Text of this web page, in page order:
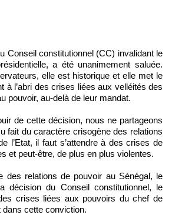
a été unanimement saluée.
elle est historique et elle met le
à l’abri des crises liées aux velléités des
pouvoir, au-delà de leur mandat.
de cette décision, nous ne partageons
fait du caractère crisogène des relations
l’Etat, il faut s’attendre à des crises de
et peut-être, de plus en plus violentes.
des relations de pouvoir au Sénégal, le
décision du Conseil constitutionnel, le
crises liées aux pouvoirs du chef de
dans cette conviction.